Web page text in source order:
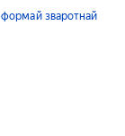
формай зваротнай